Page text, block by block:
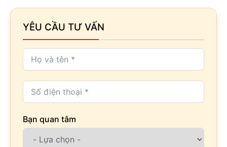
YÊU CẦU TƯ VẤN
Bạn quan tâm